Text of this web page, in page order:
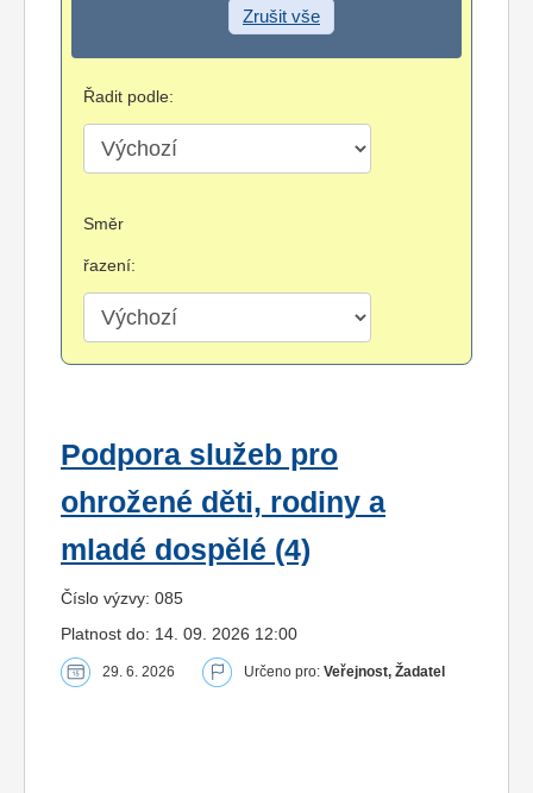
Zrušit vše
Řadit podle:
Směr
řazení:
Podpora služeb pro
ohrožené děti, rodiny a
mladé dospělé (4)
Číslo výzvy: 085
Platnost do: 14. 09. 2026 12:00
29. 6. 2026 Určeno pro: Veřejnost, Žadatel